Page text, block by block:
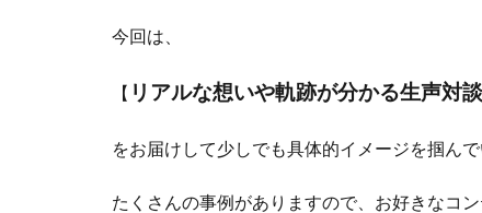
今回は、
【 リアルな想いや軌跡が分かる生声対談
をお届けして少しでも具体的イメージを掴ん
たくさんの事例がありますので、お好きなコ